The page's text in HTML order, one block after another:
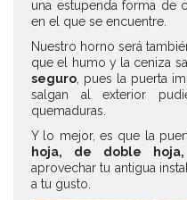
una estupenda forma de
en el que se encuentre.
Nuestro horno será
que el humo y la ceniza
seguro, pues la puerta
salgan al exterior
quemaduras.
Y lo mejor, es que la
hoja, de doble
aprovechar tu antigua
a tu gusto.